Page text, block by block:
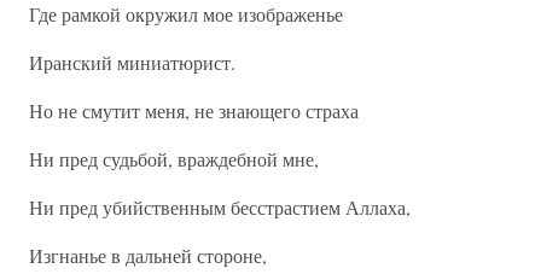
Где рамкой окружил мое изображенье
Иранский миниатюрист.
Но не смутит меня, не знающего страха
Ни пред судьбой, враждебной мне,
Ни пред убийственным бесстрастием Аллаха,
Изгнанье в дальней стороне,